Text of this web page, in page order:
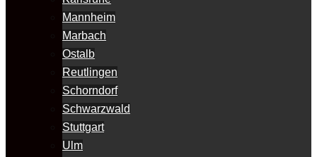
Mannheim
Marbach
Ostalb
Reutlingen
Schorndorf
Schwarzwald
Stuttgart
Ulm